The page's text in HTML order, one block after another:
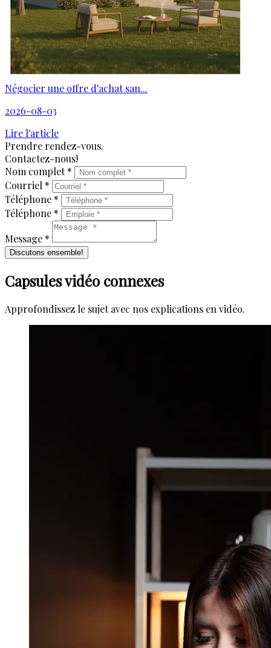
Négocier une offre d'achat san...
2026-08-03
Lire l'article
Prendre rendez-vous.
Contactez-nous!
Nom complet *
Courriel *
Téléphone *
Téléphone *
Message *
Discutons ensemble!
Capsules vidéo connexes
Approfondissez le sujet avec nos explications en vidéo.